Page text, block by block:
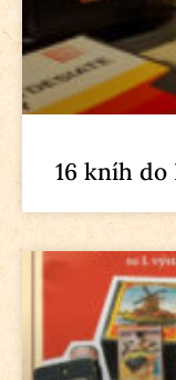
16 kníh